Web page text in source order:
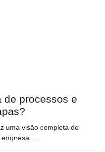
de processos e
uma visão completa de